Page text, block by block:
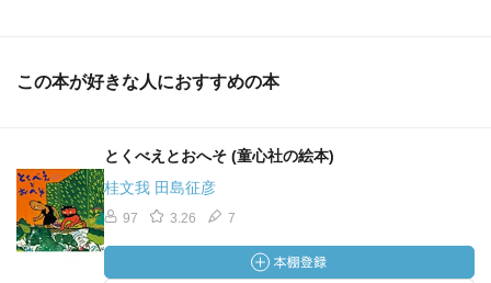
この本が好きな人におすすめの本
とくべえとおへそ (童心社の絵本)
桂文我 田島征彦
97 3.26 7